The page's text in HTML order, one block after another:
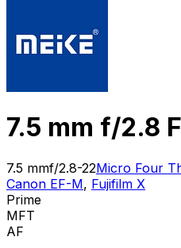
7.5 mm f/2.8
7.5 mmf/2.8-22Micro Four
Canon EF-M, Fujifilm X
Prime
MFT
AF